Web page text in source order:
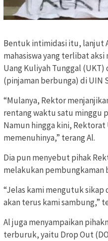
Bentuk intimidasi itu, lanjut
mahasiswa yang terlibat
Uang Kuliyah Tunggal (UKT)
(pinjaman berbunga) di UIN
“Mulanya, Rektor
rentang waktu satu minggu
Namun hingga kini,
memenuhinya,” terang Al.
Dia pun menyebut pihak
melakukan pembungkaman
“Jelas kami mengutuk sikap
akan terus kami sambung,”
Al juga menyampaikan
terburuk, yaitu Drop Out